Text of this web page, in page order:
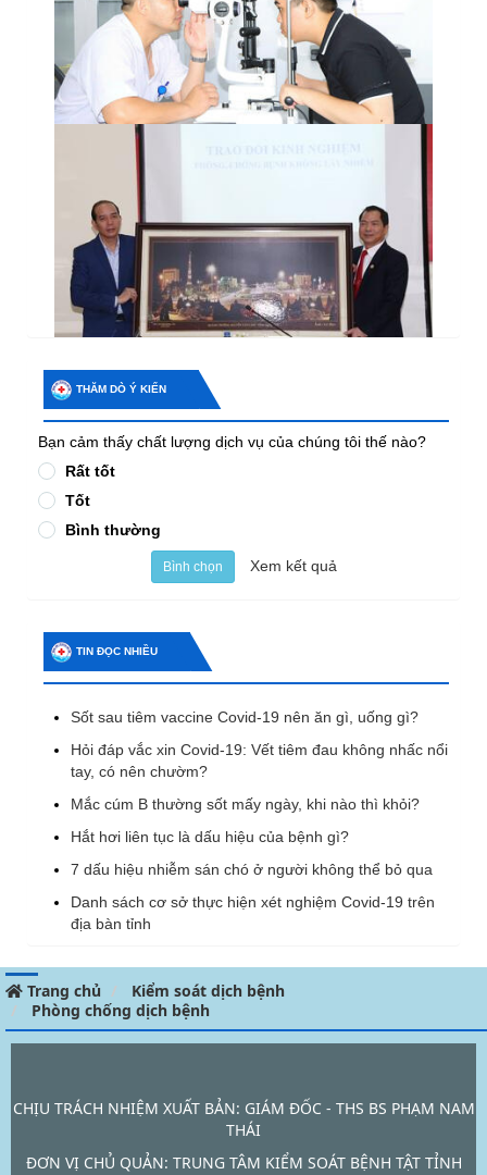
THĂM DÒ Ý KIẾN
Bạn cảm thấy chất lượng dịch vụ của chúng tôi thế nào?
Rất tốt
Tốt
Bình thường
Bình chọn Xem kết quả
TIN ĐỌC NHIỀU
Sốt sau tiêm vaccine Covid-19 nên ăn gì, uống gì?
Hỏi đáp vắc xin Covid-19: Vết tiêm đau không nhấc nổi
tay, có nên chườm?
Mắc cúm B thường sốt mấy ngày, khi nào thì khỏi?
Hắt hơi liên tục là dấu hiệu của bệnh gì?
7 dấu hiệu nhiễm sán chó ở người không thể bỏ qua
Danh sách cơ sở thực hiện xét nghiệm Covid-19 trên
địa bàn tỉnh
Trang chủ
Kiểm soát dịch bệnh
Phòng chống dịch bệnh
CHỊU TRÁCH NHIỆM XUẤT BẢN: GIÁM ĐỐC - THS BS PHẠM NAM
THÁI
ĐƠN VỊ CHỦ QUẢN: TRUNG TÂM KIỂM SOÁT BỆNH TẬT TỈNH